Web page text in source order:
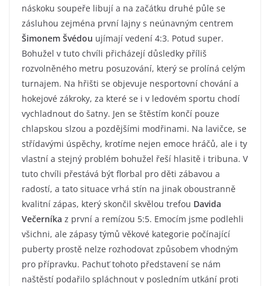
náskoku soupeře libují a na začátku druhé půle se
zásluhou zejména první lajny s neúnavným centrem
Šimonem Švédou ujímají vedení 4:3. Potud super.
Bohužel v tuto chvíli přicházejí důsledky příliš
rozvolněného metru posuzování, který se prolíná celým
turnajem. Na hřišti se objevuje nesportovní chování a
hokejové zákroky, za které se i v ledovém sportu chodí
vychladnout do šatny. Jen se štěstím končí pouze
chlapskou slzou a pozdějšími modřinami. Na lavičce, se
střídavými úspěchy, krotíme nejen emoce hráčů, ale i ty
vlastní a stejný problém bohužel řeší hlasitě i tribuna. V
tuto chvíli přestává být florbal pro děti zábavou a
radostí, a tato situace vrhá stín na jinak oboustranně
kvalitní zápas, který skončil skvělou trefou Davida
Večerníka z první a remízou 5:5. Emocím jsme podlehli
všichni, ale zápasy týmů věkové kategorie počínající
puberty prostě nelze rozhodovat způsobem vhodným
pro přípravku. Pachuť tohoto představení se nám
naštěstí podařilo spláchnout v posledním utkání proti